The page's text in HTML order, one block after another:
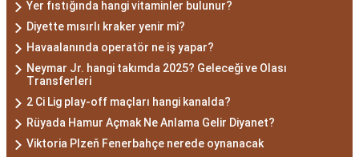
Yer fıstığında hangi vitaminler bulunur?
Diyette mısırlı kraker yenir mi?
Havaalanında operatör ne iş yapar?
Neymar Jr. hangi takımda 2025? Geleceği ve Olası
Transferleri
2 Ci Lig play-off maçları hangi kanalda?
Rüyada Hamur Açmak Ne Anlama Gelir Diyanet?
Viktoria Plzeň Fenerbahçe nerede oynanacak